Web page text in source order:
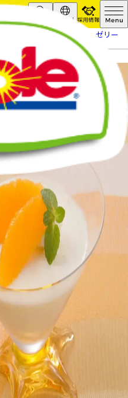
Search Global
採用情報
オレンジ入りヨーグルトゼリー